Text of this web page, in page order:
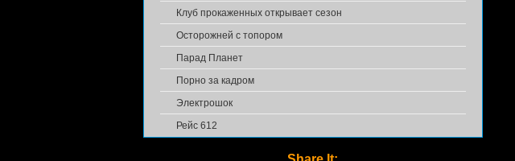
Клуб прокаженных открывает сезон
Осторожней с топором
Парад Планет
Порно за кадром
Электрошок
Рейс 612